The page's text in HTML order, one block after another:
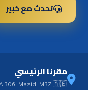
تحدث مع خبير
مقرنا الرئيسي
306, Mazid, MBZ 🇦🇪